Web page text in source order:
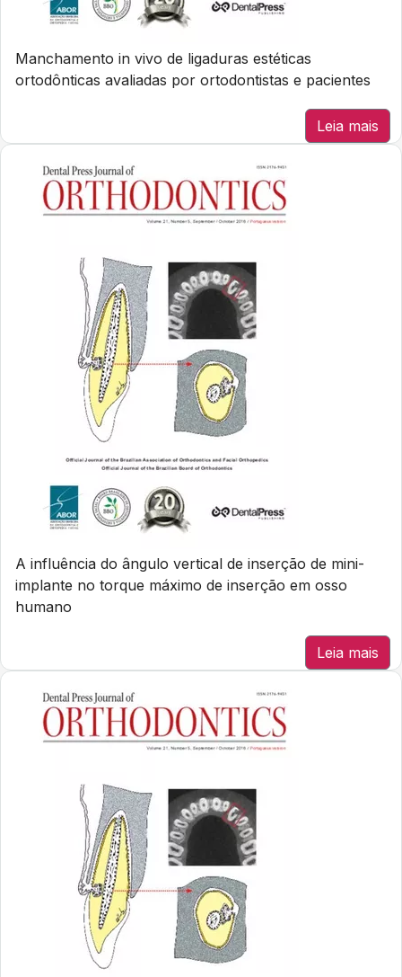
Manchamento in vivo de ligaduras estéticas
ortodônticas avaliadas por ortodontistas e pacientes
Leia mais
A influência do ângulo vertical de inserção de mini-
implante no torque máximo de inserção em osso
humano
Leia mais